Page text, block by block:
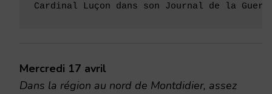
Cardinal Luçon dans son Journal de la
Mercredi 17 avril
Dans la région au nord de Montdidier, assez